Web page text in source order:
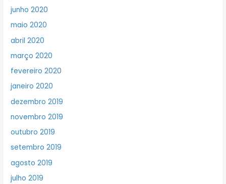
junho 2020
maio 2020
abril 2020
março 2020
fevereiro 2020
janeiro 2020
dezembro 2019
novembro 2019
outubro 2019
setembro 2019
agosto 2019
julho 2019